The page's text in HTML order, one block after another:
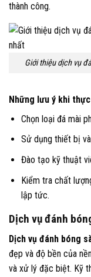
thành công.
Giới thiệu dịch vụ
Những lưu ý khi
Chọn loại đá mài
Sử dụng thiết bị
Đào tạo kỹ thuật
Kiểm tra chất
lập tức.
Dịch vụ đánh
Dịch vụ đánh bóng
đẹp và độ bền của
và xử lý đặc biệt. Kỹ